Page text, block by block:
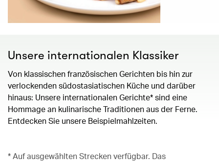
Unsere internationalen Klassiker
Von klassischen französischen Gerichten bis hin zur
verlockenden südostasiatischen Küche und darüber
hinaus: Unsere internationalen Gerichte* sind eine
Hommage an kulinarische Traditionen aus der Ferne.
Entdecken Sie unsere Beispielmahlzeiten.
* Auf ausgewählten Strecken verfügbar. Das